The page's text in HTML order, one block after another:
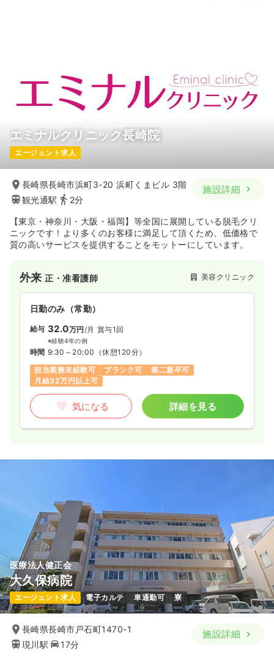
エミナルクリニック長崎院
エージェント求人
長崎県長崎市浜町3-20 浜町くまビル 3階
観光通駅
2分
施設詳細
【東京・神奈川・大阪・福岡】等全国に展開している脱毛クリ
ニックです！より多くのお客様に満足して頂くため、低価格で
質の高いサービスを提供することをモットーにしています。
外来正・准看護師 美容クリニック
日勤のみ（常勤）
給与 32.0万円 /月 賞与1回
※経験4年の例
時間 9:30～20:00 （休憩120分）
担当業務未経験可
ブランク可
第二新卒可
月給32万円以上可
気になる 詳細を見る
医療法人健正会
大久保病院
エージェント求人 電子カルテ 車通勤可 寮
長崎県長崎市戸石町1470-1
現川駅
17分
施設詳細